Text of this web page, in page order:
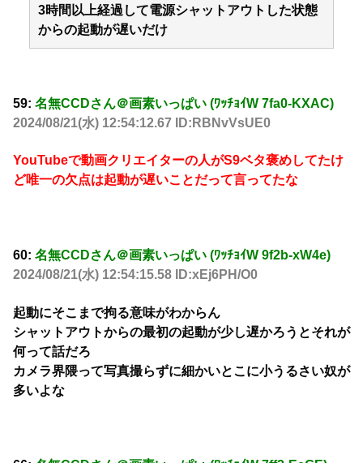
3時間以上経過して電源シャットアウトした状態
からの起動が遅いだけ
59: 名無CCDさん＠画素いっぱい (ﾜｯﾁｮｲW 7fa0-KXAC)
2024/08/21(水) 12:54:12.67 ID:RBNvVsUE0
YouTubeで動画クリエイターの人がS9ベタ褒めしてたけ
ど唯一の欠点は起動が遅いことだって言ってたな
60: 名無CCDさん＠画素いっぱい (ﾜｯﾁｮｲW 9f2b-xW4e)
2024/08/21(水) 12:54:15.58 ID:xEj6PH/O0
起動にそこまで拘る意味がわからん
シャットアウトからの最初の起動が少し遅かろうとそれが
何って話だろ
カメラ界隈って写真撮らずに細かいとこに小うるさい奴が
多いよな